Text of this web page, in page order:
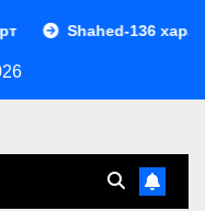
136 характеристики: